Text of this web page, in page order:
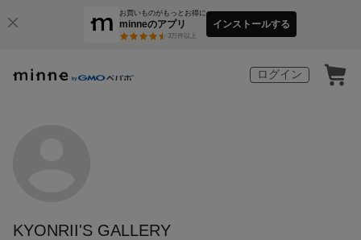
お買いものがもっとお得に
minneのアプリ
3万件以上
インストールする
ログイン
KYONRII'S GALLERY